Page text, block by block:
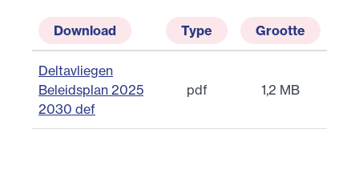
Download Type Grootte
Deltavliegen
Beleidsplan 2025
2030 def
pdf 1,2 MB